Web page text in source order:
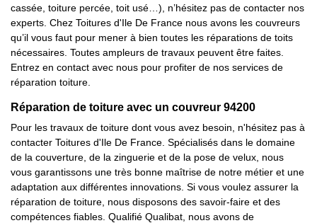
cassée, toiture percée, toit usé…), n’hésitez pas de contacter nos
experts. Chez Toitures d'Ile De France nous avons les couvreurs
qu’il vous faut pour mener à bien toutes les réparations de toits
nécessaires. Toutes ampleurs de travaux peuvent être faites.
Entrez en contact avec nous pour profiter de nos services de
réparation toiture.
Réparation de toiture avec un couvreur 94200
Pour les travaux de toiture dont vous avez besoin, n'hésitez pas à
contacter Toitures d'Ile De France. Spécialisés dans le domaine
de la couverture, de la zinguerie et de la pose de velux, nous
vous garantissons une très bonne maîtrise de notre métier et une
adaptation aux différentes innovations. Si vous voulez assurer la
réparation de toiture, nous disposons des savoir-faire et des
compétences fiables. Qualifié Qualibat, nous avons de